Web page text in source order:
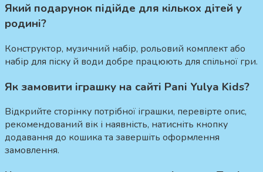
Який подарунок підійде для кількох дітей у
родині?
Конструктор, музичний набір, рольовий комплект або
набір для піску й води добре працюють для спільної гри.
Як замовити іграшку на сайті Pani Yulya Kids?
Відкрийте сторінку потрібної іграшки, перевірте опис,
рекомендований вік і наявність, натисніть кнопку
додавання до кошика та завершіть оформлення
замовлення.